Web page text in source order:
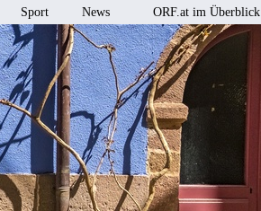
Sport News ORF.at im Überblick